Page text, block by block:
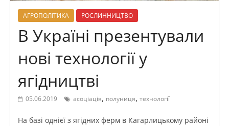
АГРОПОЛІТИКА РОСЛИННИЦТВО
В Україні презентували
нові технології у
ягідництві
05.06.2019 асоціація, полуниця, технології
На базі однієї з ягідних ферм в Кагарлицькому районі